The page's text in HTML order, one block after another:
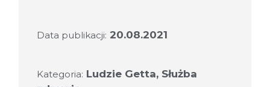
Data publikacji: 20.08.2021
Kategoria: Ludzie Getta, Służba